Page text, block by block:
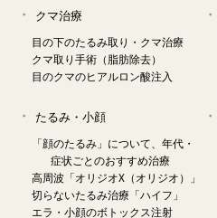
クマ治療
目の下のたるみ取り・クマ治療
クマ取り手術（脂肪除去）
目のクマのヒアルロン酸注入
たるみ・小顔
「顔のたるみ」について、年代・
症状ごとのおすすめ治療
高周波「オリジオX（オリジオ）」
切らないたるみ治療「ハイフ」
エラ・小顔のボトックス注射